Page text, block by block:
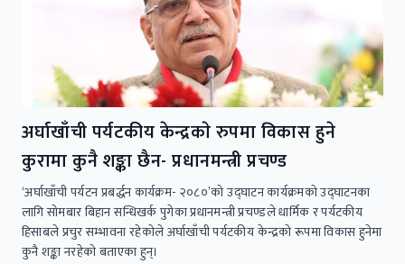
अर्घाखाँची पर्यटकीय केन्द्रकाे रुपमा विकास हुने
कुरामा कुनै शङ्का छैन- प्रधानमन्त्री प्रचण्ड
‘अर्घाखाँची पर्यटन प्रबर्द्धन कार्यक्रम- २०८०’काे उद्घाटन कार्यक्रमकाे उद्घाटनका
लागि साेमबार बिहान सन्धिखर्क पुगेका प्रधानमन्त्री प्रचण्डले धार्मिक र पर्यटकीय
हिसाबले प्रचुर सम्भावना रहेकाेले अर्घाखाँची पर्यटकीय केन्द्रकाे रूपमा विकास हुनेमा
कुनै शङ्का नरहेकाे बताएका हुन्।